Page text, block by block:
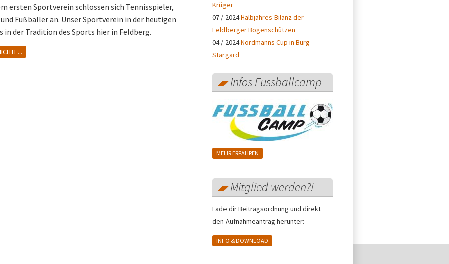
ersten Sportverein schlossen sich Tennisspieler,
Fußballer an. Unser Sportverein in der heutigen
der Tradition des Sports hier in Feldberg.
Krüger
07 / 2024Halbjahres-Bilanz der
Feldberger Bogenschützen
04 / 2024Nordmanns Cup in Burg
Stargard
Infos Fussballcamp
MEHR ERFAHREN
Mitglied werden?!
Lade dir Beitragsordnung und direkt
den Aufnahmeantrag herunter:
INFO & DOWNLOAD